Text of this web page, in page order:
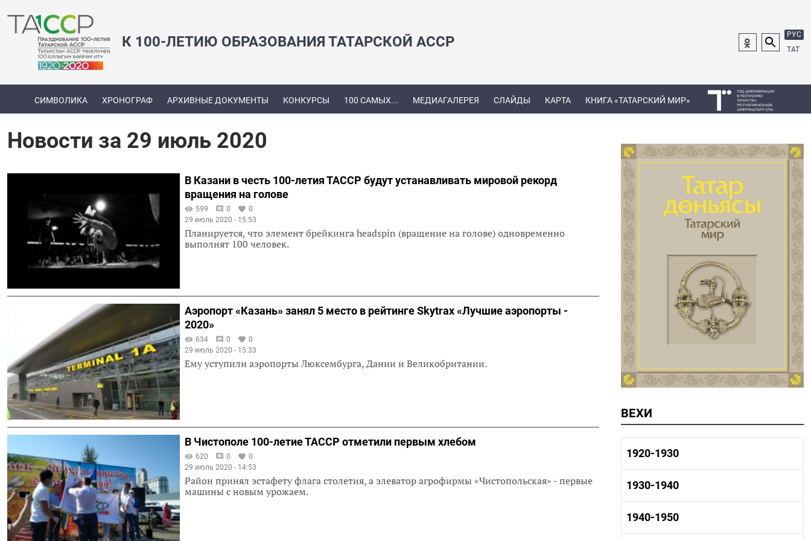
К 100-ЛЕТИЮ ОБРАЗОВАНИЯ ТАТАРСКОЙ АССР
РУС
ТАТ
СИМВОЛИКА ХРОНОГРАФ АРХИВНЫЕ ДОКУМЕНТЫ КОНКУРСЫ 100 САМЫХ... МЕДИАГАЛЕРЕЯ СЛАЙДЫ КАРТА КНИГА «ТАТАРСКИЙ МИР»
Новости за 29 июль 2020
В Казани в честь 100-летия ТАССР будут устанавливать мировой рекорд
вращения на голове
599 0
0
29 июль 2020 - 15:53
Планируется, что элемент брейкинга headspin (вращение на голове) одновременно
выполнят 100 человек.
Аэропорт «Казань» занял 5 место в рейтинге Skytrax «Лучшие аэропорты -
2020»
634 0
0
29 июль 2020 - 15:33
Ему уступили аэропорты Люксембурга, Дании и Великобритании.
В Чистополе 100-летие ТАССР отметили первым хлебом
620 0
0
29 июль 2020 - 14:53
Район принял эстафету флага столетия, а элеватор агрофирмы «Чистопольская» - первые
машины с новым урожаем.
ВЕХИ
1920-1930
1920-1930 история
1920-1930 культура
1930-1940
1930-1940 история
1930-1940 культура
1940-1950